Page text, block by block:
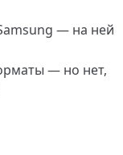
— на ней
— но нет,